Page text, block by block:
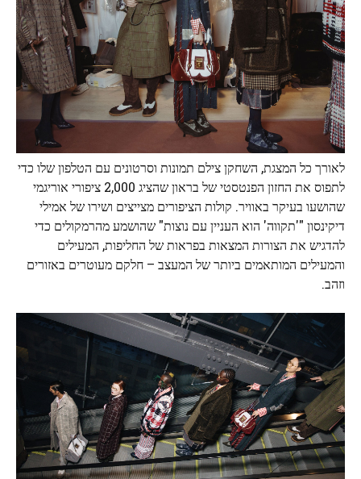
לאורך כל המצגת, השחקן צילם תמונות וסרטונים עם הטלפון שלו כדי
לתפוס את החזון הפנטסטי של בראון שהציג 2,000 ציפורי אוריגמי
שהושעו בעיקר באוויר. קולות הציפורים מצייצים ושירו של אמילי
דיקינסון "'תקווה' הוא העניין עם נוצות" שהושמע מהרמקולים כדי
להדגיש את הצורות המצאות בפראות של החליפות, המעילים
והמעילים המותאמים ביותר של המעצב – חלקם מעוטרים באזורים
וזהב.